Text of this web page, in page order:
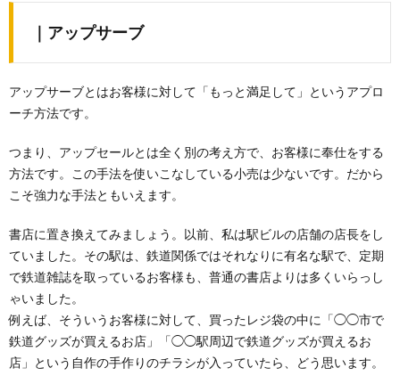
｜アップサーブ
アップサーブとはお客様に対して「もっと満足して」というアプロ
ーチ方法です。
つまり、アップセールとは全く別の考え方で、お客様に奉仕をする
方法です。この手法を使いこなしている小売は少ないです。だから
こそ強力な手法ともいえます。
書店に置き換えてみましょう。以前、私は駅ビルの店舗の店長をし
ていました。その駅は、鉄道関係ではそれなりに有名な駅で、定期
で鉄道雑誌を取っているお客様も、普通の書店よりは多くいらっし
ゃいました。
例えば、そういうお客様に対して、買ったレジ袋の中に「◯◯市で
鉄道グッズが買えるお店」「◯◯駅周辺で鉄道グッズが買えるお
店」という自作の手作りのチラシが入っていたら、どう思います。